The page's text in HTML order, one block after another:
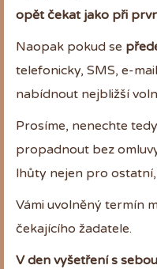
opět čekat jako při
Naopak pokud se
telefonicky, SMS, e-
nabídnout nejbližší
Prosíme, nenechte
propadnout bez
lhůty nejen pro ostatní,
Vámi uvolněný termín
čekajícího žadatele.
V den vyšetření s